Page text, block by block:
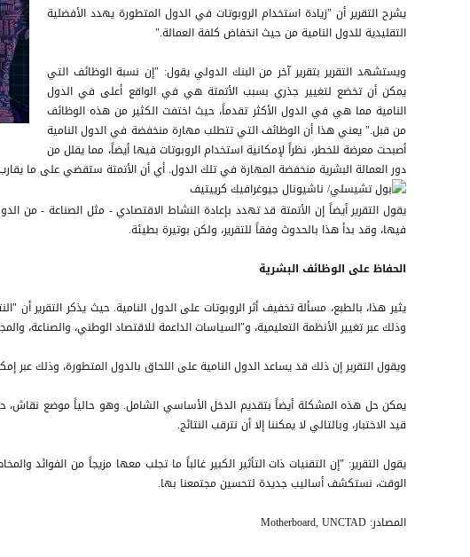
يشرح التقرير أن "زيادة استخدام الروبوتات في الدول المتطورة يهدد الأفضلية
التقليدية للدول النامية من حيث انخفاض كلفة العمالة."
ويستشهد التقرير بتقرير آخر من البنك الدولي يقول: "إن نسبة الوظائف التي
يمكن أن تخضع لتغيير جذري بسبب الأتمتة هي في الواقع أعلى في الدول
النامية مما هي في الدول الأكثر تقدماً، حيث اختفت الكثير من هذه الوظائف
من قبل." يعني هذا أن الوظائف التي تتطلب مهارة منخفضة في الدول النامية
أصبحت معرضة للخطر، نظراً لإمكانية استخدام الروبوتات فيها أيضاً، مما يقلل من
دور العمالة البشرية منخفضة المهارة في تلك الدول. أي أن الأتمتة ستقضي على ما
يقول التقرير أيضاً إن الأتمتة قد تهدد بإعادة النشاط الاقتصادي - مثل الصناعة - من
فيها، وقد بدأ هذا بالحدوث وفقاً للتقرير، ولكن بوتيرة بطيئة.
الحفاظ على الوظائف البشرية
يثير هذا، بالطبع، مسألة تخفيف أثر الروبوتات على الدول النامية. حيث يذكر التقرير
وذلك عبر تغيير الأنظمة التعليمية، و"السياسات الداعمة للاقتصاد الوطني، والصناعة،
ويقول التقرير إن ذلك قد يساعد الدول النامية على اللحاق بالدول المتطورة، وذلك عبر
يمكن حل هذه المشكلة أيضاً بتقديم الدخل الأساسي الشامل. وهو حالياً موضع نقاش،
قيد الاختبار، وبالتالي لا يمكننا إلا أن نترقب النتائج.
يقول التقرير: "إن التقنيات ذات التأثير الكبير غالباً ما تجلب معها مزيجاً من الفوائد
الوقت، نستكشف أساليب جديدة لتحسين مجتمعنا بها.
المصادر: Motherboard, UNCTAD